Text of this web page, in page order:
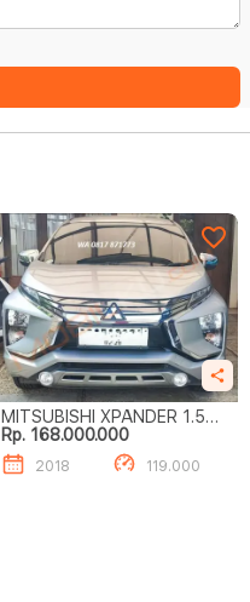
MITSUBISHI XPANDER 1.5L
ULTIMATE A/T
Rp. 168.000.000
2018 119.000